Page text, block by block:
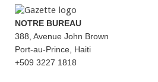
NOTRE BUREAU
388, Avenue John Brown
Port-au-Prince, Haiti
+509 3227 1818